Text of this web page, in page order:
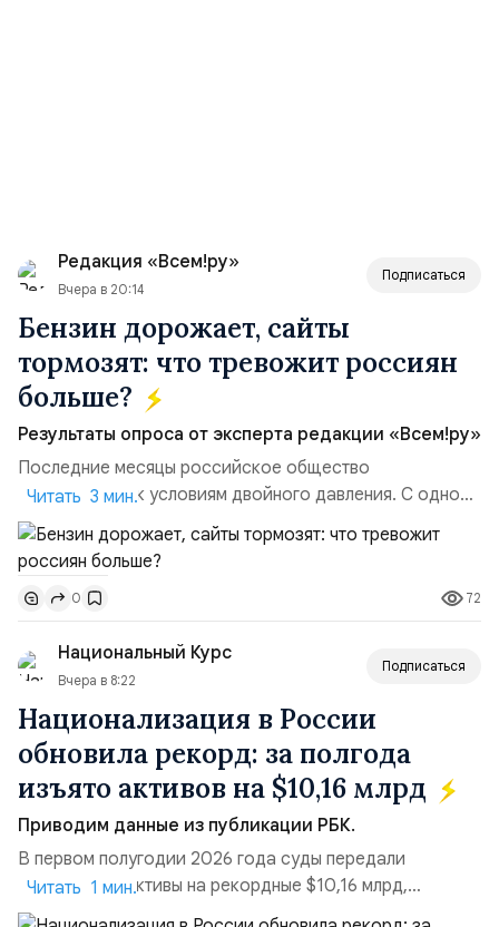
Редакция «Всем!ру»
Вчера в 20:14
Подписаться
Бензин дорожает, сайты
тормозят: что тревожит россиян
больше?
Результаты опроса от эксперта редакции «Всем!ру»
Последние месяцы российское общество
адаптируется к условиям двойного давления. С одной
стороны, происходит рост цен на товары первой
необходимости, инфляция и локальные сбои в
поставках бензина. А с другой – технологическая
турбулентность: перебои в работе интернета,
блокировки сайтов, необходимость осваивать VPN и
российские платформы.Что из этого бье...
Читать 3 мин.
0 72
Национальный Курс
Вчера в 8:22
Подписаться
Национализация в России
обновила рекорд: за полгода
изъято активов на $10,16 млрд
Приводим данные из публикации РБК.
В первом полугодии 2026 года суды передали
государству активы на рекордные $10,16 млрд,
подсчитали аналитики AK&M. Это в 2,5 раза больше,
Читать 1 мин.